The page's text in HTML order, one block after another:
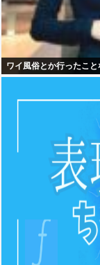
ワイ風俗とか行ったこ